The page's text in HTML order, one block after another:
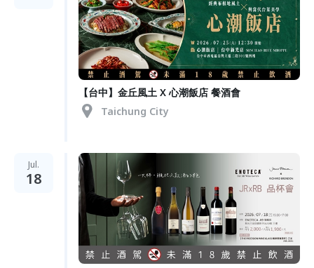
【台中】金丘風土 X 心潮飯店 餐酒會
Taichung City
Jul.
18